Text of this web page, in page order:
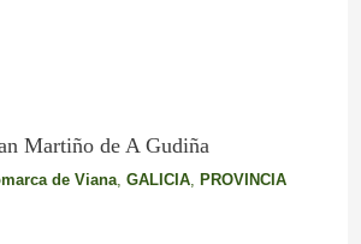
Martiño de A Gudiña
de Viana, GALICIA,
PROVINCIA